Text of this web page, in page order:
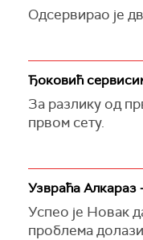
Одсервирао је
Ђоковић
За разлику од
првом сету.
Узвраћа Алкараз
Успео је Новак
проблема